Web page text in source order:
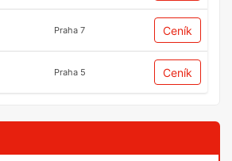
Praha 7 Ceník
Praha 5 Ceník